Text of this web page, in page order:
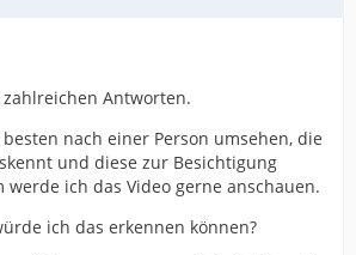
Antworten.
nach einer Person umsehen, die
und diese zur Besichtigung
werde ich das Video gerne anschauen.
ich das erkennen können?